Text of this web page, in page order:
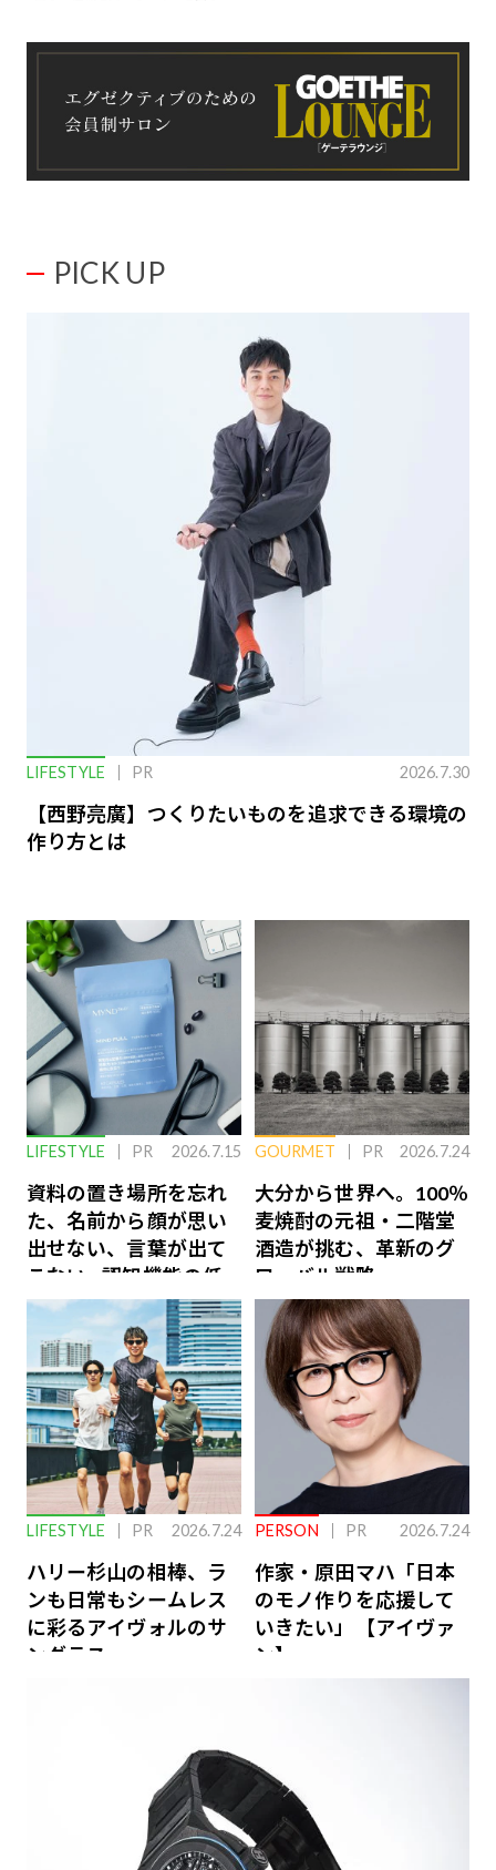
PICK UP
LIFESTYLE PR 2026.7.30
【西野亮廣】つくりたいものを追求できる環境の
作り方とは
LIFESTYLE PR 2026.7.15
資料の置き場所を忘れ
た、名前から顔が思い
出せない、言葉が出て
こない…認知機能の低
下を救う、脳のインナ
ーケアとは
GOURMET PR 2026.7.24
大分から世界へ。100％
麦焼酎の元祖・二階堂
酒造が挑む、革新のグ
ローバル戦略
LIFESTYLE PR 2026.7.24
ハリー杉山の相棒、ラ
ンも日常もシームレス
に彩るアイヴォルのサ
ングラス
PERSON PR 2026.7.24
作家・原田マハ「日本
のモノ作りを応援して
いきたい」【アイヴァ
ン】